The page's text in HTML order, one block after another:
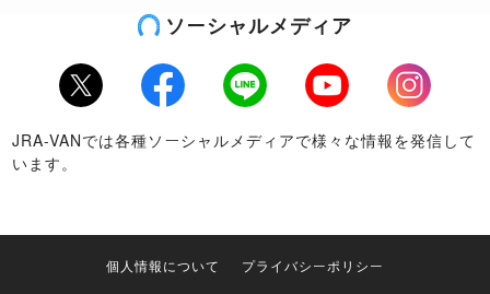
ソーシャルメディア
Twitter Facebook LINE Youtube
Instagram
JRA-VANでは各種ソーシャルメディアで様々な情報を発信して
います。
個人情報について
プライバシーポリシー